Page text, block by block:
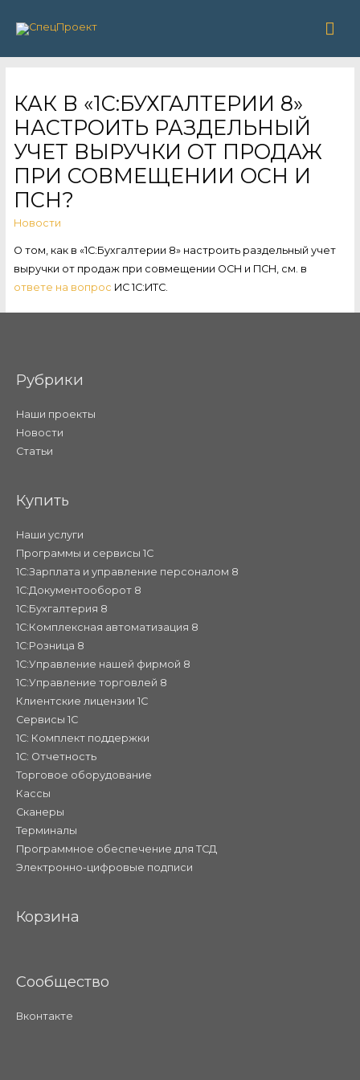
КАК В «1С:БУХГАЛТЕРИИ 8»
НАСТРОИТЬ РАЗДЕЛЬНЫЙ
УЧЕТ ВЫРУЧКИ ОТ ПРОДАЖ
ПРИ СОВМЕЩЕНИИ ОСН И
ПСН?
Новости
О том, как в «1С:Бухгалтерии 8» настроить раздельный учет
выручки от продаж при совмещении ОСН и ПСН, см. в
ответе на вопрос ИС 1С:ИТС.
Рубрики
Наши проекты
Новости
Статьи
Купить
Наши услуги
Программы и сервисы 1С
1С:Зарплата и управление персоналом 8
1С:Документооборот 8
1С:Бухгалтерия 8
1С:Комплексная автоматизация 8
1С:Розница 8
1С:Управление нашей фирмой 8
1С:Управление торговлей 8
Клиентские лицензии 1С
Сервисы 1С
1С: Комплект поддержки
1С: Отчетность
Торговое оборудование
Кассы
Сканеры
Терминалы
Программное обеспечение для ТСД
Электронно-цифровые подписи
Корзина
Сообщество
Вконтакте